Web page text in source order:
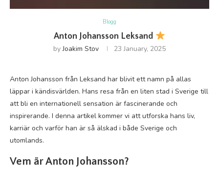
Blogg
Anton Johansson Leksand
byJoakim Stov 23 January, 2025
Anton Johansson från Leksand har blivit ett namn på allas
läppar i kändisvärlden. Hans resa från en liten stad i Sverige till
att bli en internationell sensation är fascinerande och
inspirerande. I denna artikel kommer vi att utforska hans liv,
karriär och varför han är så älskad i både Sverige och
utomlands.
Vem är Anton Johansson?